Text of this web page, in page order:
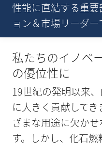
性能に直結する重
ョン＆市場リーダー
私たちのイノベ
の優位性に
19世紀の発明以来
に大きく貢献して
ざまな用途に欠か
す。しかし、化石